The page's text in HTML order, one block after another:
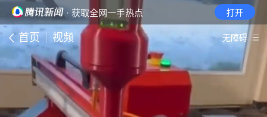
· 获取全网一手热点 打开
首页 视频 无障碍